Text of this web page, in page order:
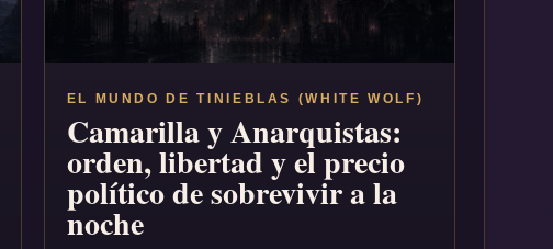
EL MUNDO DE TINIEBLAS (WHITE WOLF)
Camarilla y Anarquistas:
orden, libertad y el precio
político de sobrevivir a la
noche